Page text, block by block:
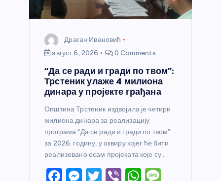
Драган Ивановић
август 6, 2026
0 Comments
“Да се ради и гради по твом”:
Трстеник улаже 4 милиона
динара у пројекте грађана
Општина Трстеник издвојила је четири
милиона динара за реализацију
програма “Да се ради и гради по твом”
за 2026. годину, у оквиру којег ће бити
реализовано осам пројеката које су…
F M T Vi W